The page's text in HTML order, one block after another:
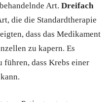
Art. Dreifach
die die Standardtherapie
dass das Medikament
zu kapern. Es
dass Krebs einer